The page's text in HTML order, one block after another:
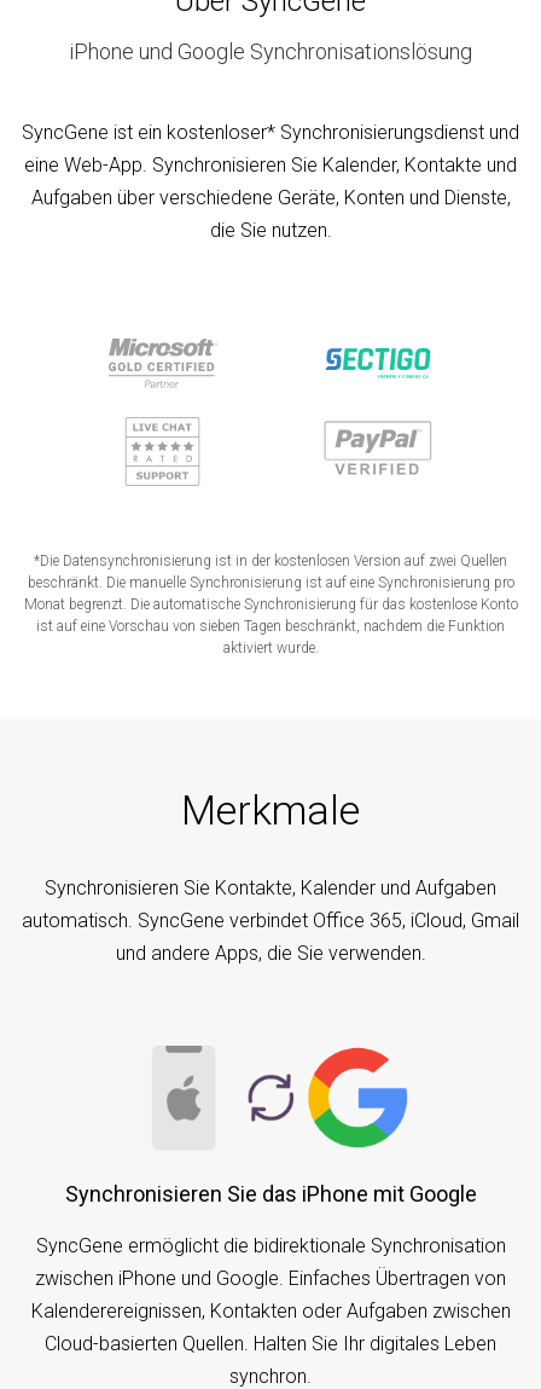
iPhone und Google Synchronisationslösung
SyncGene ist ein kostenloser* Synchronisierungsdienst und
eine Web-App. Synchronisieren Sie Kalender, Kontakte und
Aufgaben über verschiedene Geräte, Konten und Dienste,
die Sie nutzen.
*Die Datensynchronisierung ist in der kostenlosen Version auf zwei Quellen
beschränkt. Die manuelle Synchronisierung ist auf eine Synchronisierung pro
Monat begrenzt. Die automatische Synchronisierung für das kostenlose Konto
ist auf eine Vorschau von sieben Tagen beschränkt, nachdem die Funktion
aktiviert wurde.
Merkmale
Synchronisieren Sie Kontakte, Kalender und Aufgaben
automatisch. SyncGene verbindet Office 365, iCloud, Gmail
und andere Apps, die Sie verwenden.
Synchronisieren Sie das iPhone mit Google
SyncGene ermöglicht die bidirektionale Synchronisation
zwischen iPhone und Google. Einfaches Übertragen von
Kalenderereignissen, Kontakten oder Aufgaben zwischen
Cloud-basierten Quellen. Halten Sie Ihr digitales Leben
synchron.